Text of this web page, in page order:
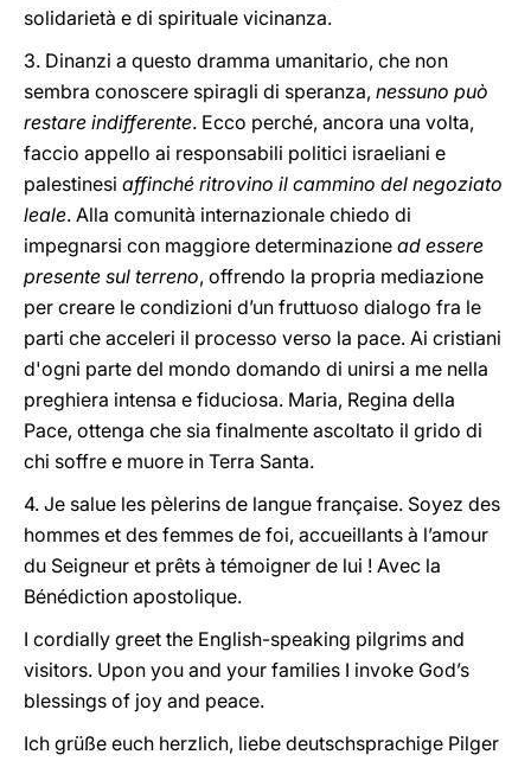
solidarietà e di spirituale vicinanza.
3. Dinanzi a questo dramma umanitario, che non
sembra conoscere spiragli di speranza, nessuno può
restare indifferente. Ecco perché, ancora una volta,
faccio appello ai responsabili politici israeliani e
palestinesi affinché ritrovino il cammino del negoziato
leale. Alla comunità internazionale chiedo di
impegnarsi con maggiore determinazione ad essere
presente sul terreno, offrendo la propria mediazione
per creare le condizioni d’un fruttuoso dialogo fra le
parti che acceleri il processo verso la pace. Ai cristiani
d'ogni parte del mondo domando di unirsi a me nella
preghiera intensa e fiduciosa. Maria, Regina della
Pace, ottenga che sia finalmente ascoltato il grido di
chi soffre e muore in Terra Santa.
4. Je salue les pèlerins de langue française. Soyez des
hommes et des femmes de foi, accueillants à l’amour
du Seigneur et prêts à témoigner de lui ! Avec la
Bénédiction apostolique.
I cordially greet the English-speaking pilgrims and
visitors. Upon you and your families I invoke God’s
blessings of joy and peace.
Ich grüße euch herzlich, liebe deutschsprachige Pilger